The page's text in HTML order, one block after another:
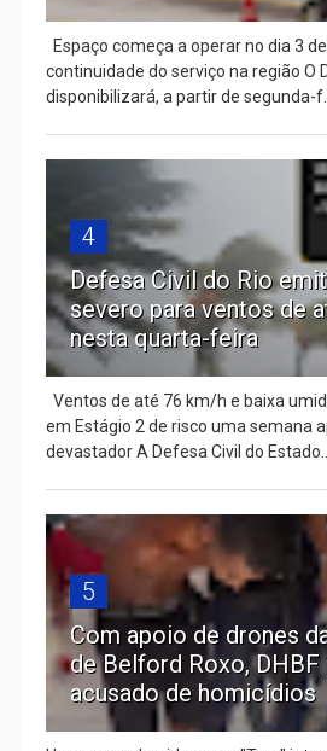
Espaço começa a operar no dia 3
continuidade do serviço na região O
disponibilizará, a partir de segunda-
4
Defesa Civil do Rio
severo para ventos de
nesta quarta-feira
Ventos de até 76 km/h e baixa
em Estágio 2 de risco uma semana
devastador A Defesa Civil do
5
Com apoio de drones
de Belford Roxo, DHBF
acusado de homicídios